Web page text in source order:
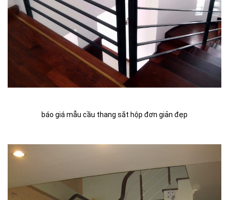
báo giá mẫu cầu thang sắt hộp đơn giản đẹp